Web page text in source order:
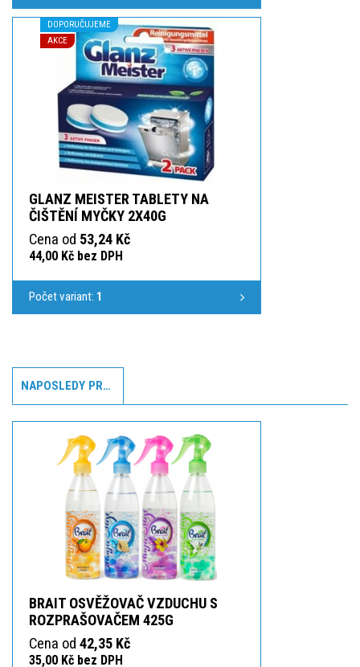
DOPORUČUJEME
AKCE
GLANZ MEISTER TABLETY NA
ČIŠTĚNÍ MYČKY 2X40G
Cena od 53,24 Kč
44,00 Kč bez DPH
Počet variant: 1
NAPOSLEDY PROHLÍŽENÉ
BRAIT OSVĚŽOVAČ VZDUCHU S
ROZPRAŠOVAČEM 425G
Cena od 42,35 Kč
35,00 Kč bez DPH